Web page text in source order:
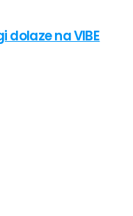
dolaze na VIBE